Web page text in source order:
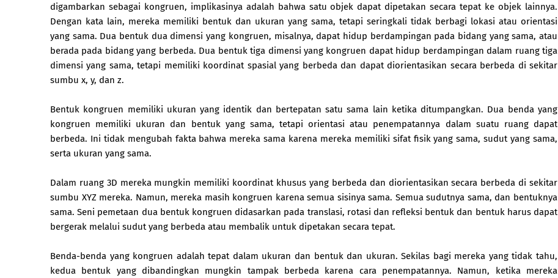
digambarkan sebagai kongruen, implikasinya adalah bahwa satu objek dapat dipetakan secara tepat ke objek lainnya.
Dengan kata lain, mereka memiliki bentuk dan ukuran yang sama, tetapi seringkali tidak berbagi lokasi atau orientasi
yang sama. Dua bentuk dua dimensi yang kongruen, misalnya, dapat hidup berdampingan pada bidang yang sama, atau
berada pada bidang yang berbeda. Dua bentuk tiga dimensi yang kongruen dapat hidup berdampingan dalam ruang tiga
dimensi yang sama, tetapi memiliki koordinat spasial yang berbeda dan dapat diorientasikan secara berbeda di sekitar
sumbu x, y, dan z.
Bentuk kongruen memiliki ukuran yang identik dan bertepatan satu sama lain ketika ditumpangkan. Dua benda yang
kongruen memiliki ukuran dan bentuk yang sama, tetapi orientasi atau penempatannya dalam suatu ruang dapat
berbeda. Ini tidak mengubah fakta bahwa mereka sama karena mereka memiliki sifat fisik yang sama, sudut yang sama,
serta ukuran yang sama.
Dalam ruang 3D mereka mungkin memiliki koordinat khusus yang berbeda dan diorientasikan secara berbeda di sekitar
sumbu XYZ mereka. Namun, mereka masih kongruen karena semua sisinya sama. Semua sudutnya sama, dan bentuknya
sama. Seni pemetaan dua bentuk kongruen didasarkan pada translasi, rotasi dan refleksi bentuk dan bentuk harus dapat
bergerak melalui sudut yang berbeda atau membalik untuk dipetakan secara tepat.
Benda-benda yang kongruen adalah tepat dalam ukuran dan bentuk dan ukuran. Sekilas bagi mereka yang tidak tahu,
kedua bentuk yang dibandingkan mungkin tampak berbeda karena cara penempatannya. Namun, ketika mereka